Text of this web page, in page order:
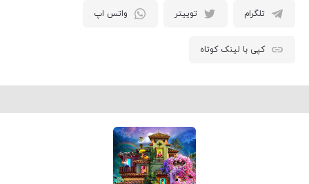
تلگرام توییتر واتس اپ
کپی با لینک کوتاه